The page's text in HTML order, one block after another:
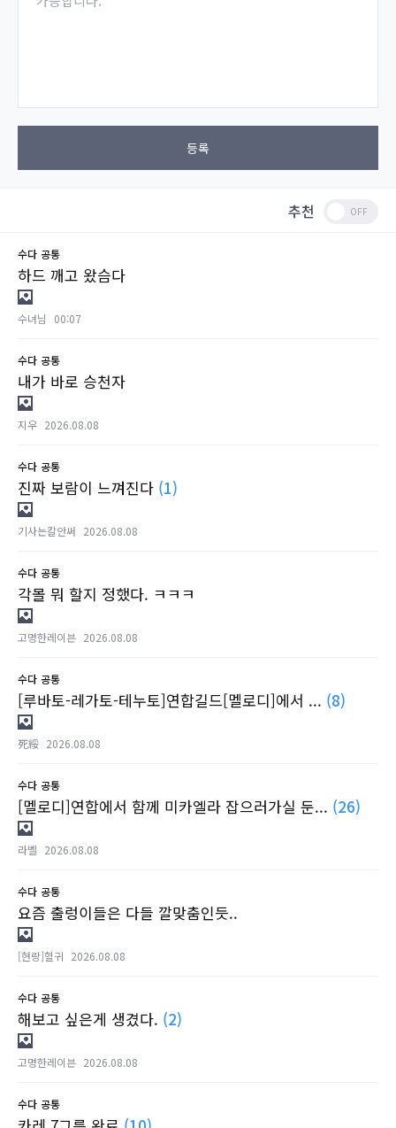
등록
추천
수다 공통
하드 깨고 왔슴다
수녀님 00:07
수다 공통
내가 바로 승천자
지우 2026.08.08
수다 공통
진짜 보람이 느껴진다 (1)
기사는칼안써 2026.08.08
수다 공통
각몰 뭐 할지 정했다. ㅋㅋㅋ
고명한레이븐 2026.08.08
수다 공통
[루바토-레가토-테누토]연합길드[멜로디]에서 ... (8)
死綏 2026.08.08
수다 공통
[멜로디]연합에서 함께 미카엘라 잡으러가실 둔... (26)
라벨 2026.08.08
수다 공통
요즘 출렁이들은 다들 깔맞춤인듯..
[현랑]혈귀 2026.08.08
수다 공통
해보고 싶은게 생겼다. (2)
고명한레이븐 2026.08.08
수다 공통